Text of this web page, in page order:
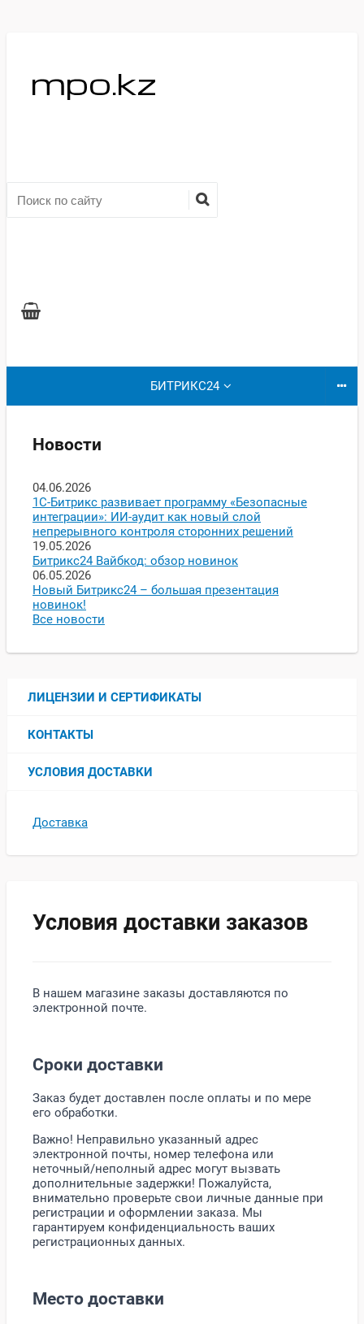
БИТРИКС24
Новости
04.06.2026
1С-Битрикс развивает программу «Безопасные
интеграции»: ИИ-аудит как новый слой
непрерывного контроля сторонних решений
19.05.2026
Битрикс24 Вайбкод: обзор новинок
06.05.2026
Новый Битрикс24 – большая презентация
новинок!
Все новости
ЛИЦЕНЗИИ И СЕРТИФИКАТЫ
КОНТАКТЫ
УСЛОВИЯ ДОСТАВКИ
Доставка
Условия доставки заказов
В нашем магазине заказы доставляются по
электронной почте.
Сроки доставки
Заказ будет доставлен после оплаты и по мере
его обработки.
Важно! Неправильно указанный адрес
электронной почты, номер телефона или
неточный/неполный адрес могут вызвать
дополнительные задержки! Пожалуйста,
внимательно проверьте свои личные данные при
регистрации и оформлении заказа. Мы
гарантируем конфиденциальность ваших
регистрационных данных.
Место доставки